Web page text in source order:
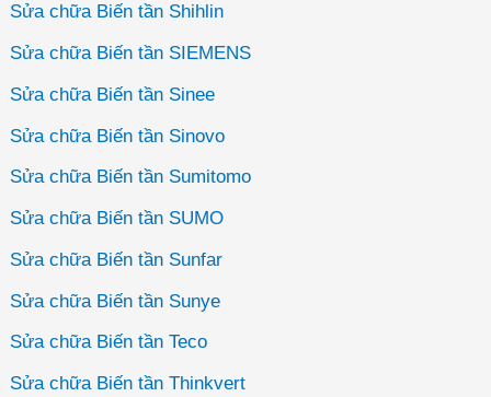
Sửa chữa Biến tần Shihlin
Sửa chữa Biến tần SIEMENS
Sửa chữa Biến tần Sinee
Sửa chữa Biến tần Sinovo
Sửa chữa Biến tần Sumitomo
Sửa chữa Biến tần SUMO
Sửa chữa Biến tần Sunfar
Sửa chữa Biến tần Sunye
Sửa chữa Biến tần Teco
Sửa chữa Biến tần Thinkvert